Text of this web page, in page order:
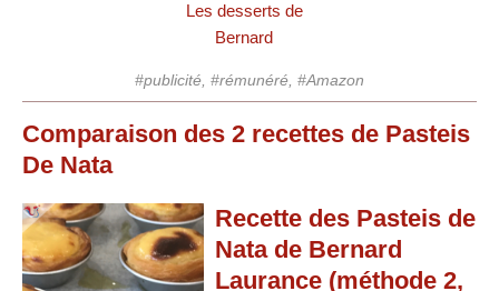
Les desserts de
Bernard
#publicité, #rémunéré, #Amazon
Comparaison des 2 recettes de Pasteis
De Nata
Recette des Pasteis de
Nata de Bernard
Laurance (méthode 2,